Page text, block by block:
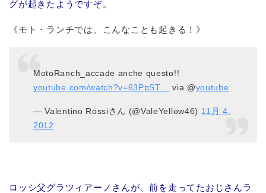
グが起きたようですぞ。
《モト・ランチでは、こんなことも起きる！》
MotoRanch_accade anche questo!!
youtube.com/watch?v=63PpST…
via @youtube
— Valentino Rossiさん (@ValeYellow46) 11月 4,
2012
ロッシ父グラツィアーノさんが、前を走ってたおじさんラ